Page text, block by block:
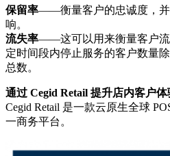
保留率——衡量客户的忠诚度，并
响。
流失率——这可以用来衡量客户流
定时间段内停止服务的客户数量
总数。
通过 Cegid Retail 提升店内客户体
Cegid Retail 是一款云原生全球
一商务平台。